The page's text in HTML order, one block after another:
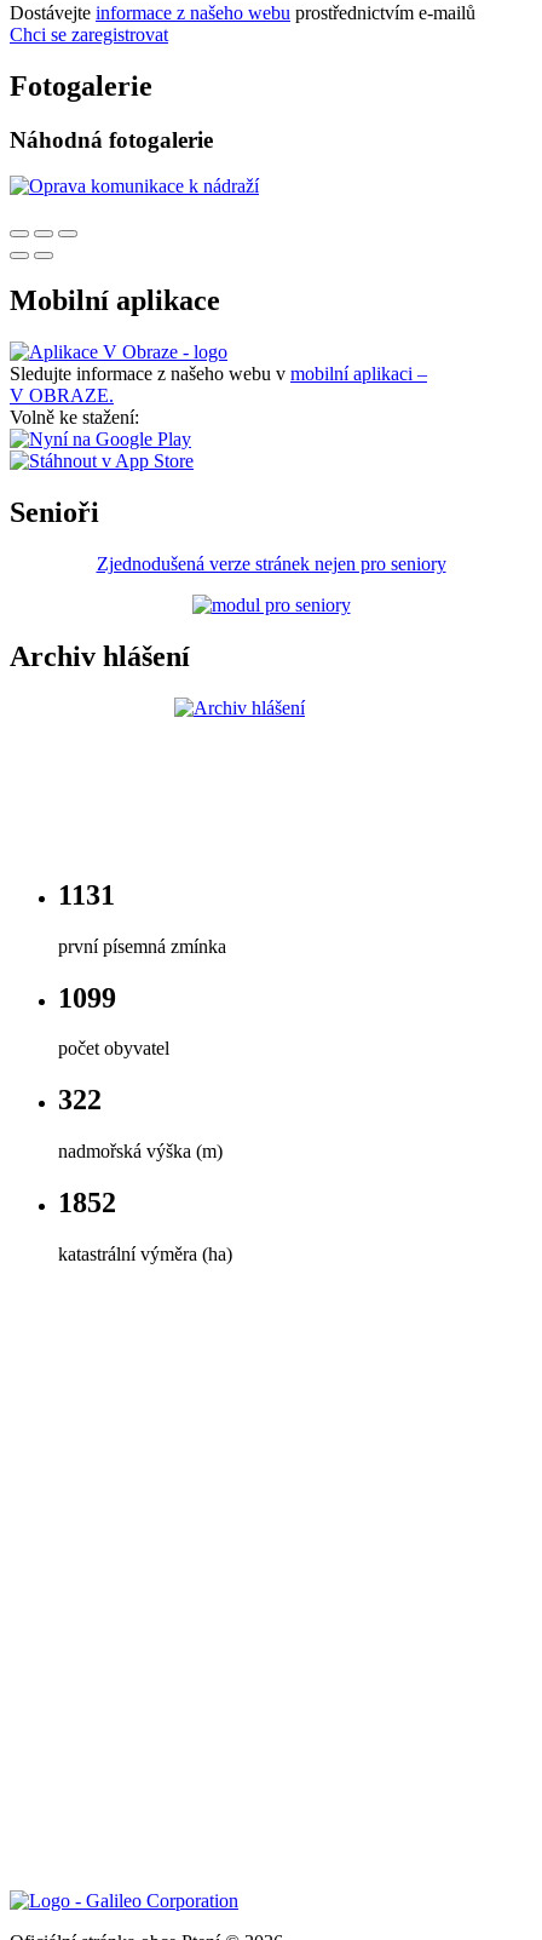
Dostávejte informace z našeho webu prostřednictvím e-mailů
Chci se zaregistrovat
Fotogalerie
Náhodná fotogalerie
Mobilní aplikace
Sledujte informace z našeho webu v mobilní aplikaci –
V OBRAZE.
Volně ke stažení:
Senioři
Zjednodušená verze stránek nejen pro seniory
Archiv hlášení
1131
první písemná zmínka
1099
počet obyvatel
322
nadmořská výška (m)
1852
katastrální výměra (ha)